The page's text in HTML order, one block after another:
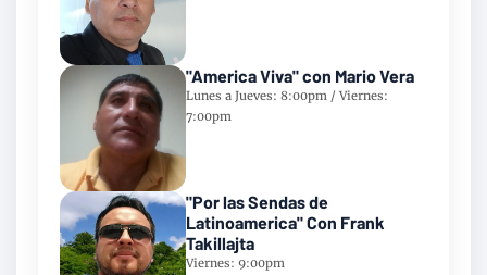
"America Viva" con Mario Vera
Lunes a Jueves: 8:00pm / Viernes:
7:00pm
"Por las Sendas de
Latinoamerica" Con Frank
Takillajta
Viernes: 9:00pm